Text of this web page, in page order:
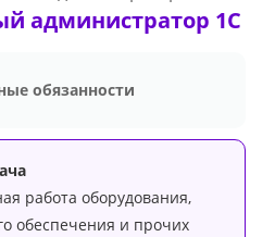
администратор 1С
обязанности
работа оборудования,
обеспечения и прочих